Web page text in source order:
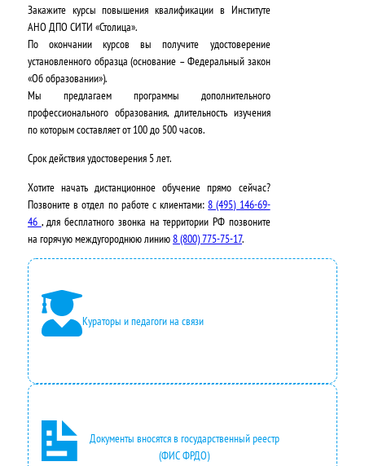
Закажите курсы повышения квалификации в Институте
АНО ДПО СИТИ «Столица».
По окончании курсов вы получите удостоверение
установленного образца (основание – Федеральный закон
«Об образовании»).
Мы предлагаем программы дополнительного
профессионального образования, длительность изучения
по которым составляет от 100 до 500 часов.
Срок действия удостоверения 5 лет.
Хотите начать дистанционное обучение прямо сейчас?
Позвоните в отдел по работе с клиентами:8 (495) 146-69-
46 , для бесплатного звонка на территории РФ позвоните
на горячую междугороднюю линию8 (800) 775-75-17.
Кураторы и педагоги на связи
Документы вносятся в государственный реестр
(ФИС ФРДО)